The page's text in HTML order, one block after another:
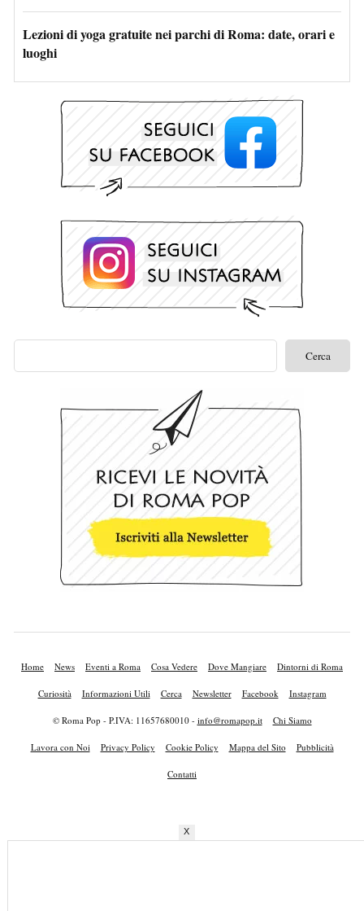
Lezioni di yoga gratuite nei parchi di Roma: date, orari e
luoghi
Home News Eventi a Roma Cosa Vedere Dove Mangiare Dintorni di Roma
Curiosità Informazioni Utili Cerca Newsletter Facebook Instagram
© Roma Pop - P.IVA: 11657680010 - info@romapop.it Chi Siamo
Lavora con Noi Privacy Policy Cookie Policy Mappa del Sito Pubblicità
Contatti
X